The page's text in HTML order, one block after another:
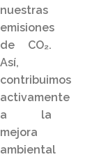
nuestras
emisiones
de CO₂.
Así,
contribuimos
activamente
a la
mejora
ambiental